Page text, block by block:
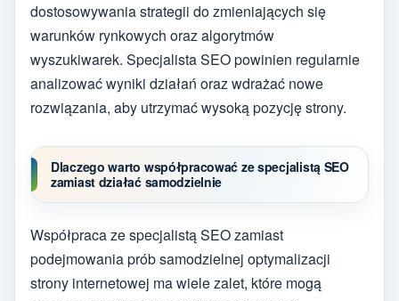
dostosowywania strategii do zmieniających się
warunków rynkowych oraz algorytmów
wyszukiwarek. Specjalista SEO powinien regularnie
analizować wyniki działań oraz wdrażać nowe
rozwiązania, aby utrzymać wysoką pozycję strony.
Dlaczego warto współpracować ze specjalistą SEO
zamiast działać samodzielnie
Współpraca ze specjalistą SEO zamiast
podejmowania prób samodzielnej optymalizacji
strony internetowej ma wiele zalet, które mogą